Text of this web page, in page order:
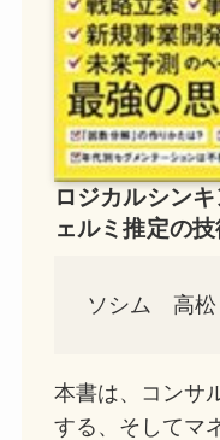
ロジカルシン
ェルミ推定の
ソシム 高
本書は、コンサ
する、そしてマ